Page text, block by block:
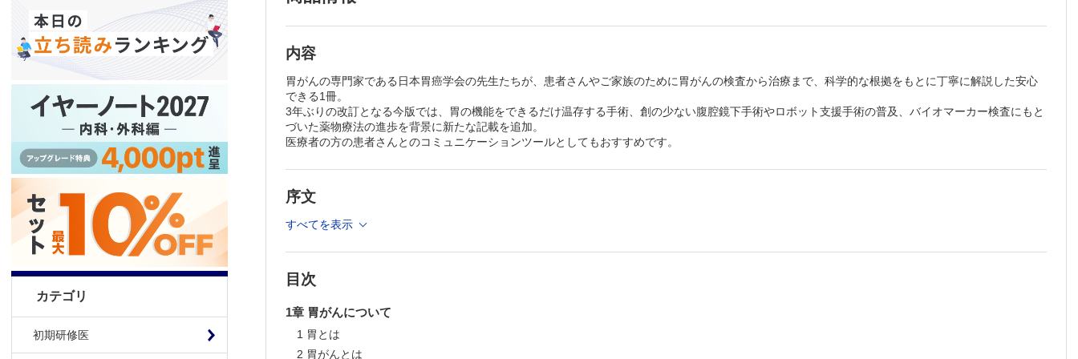
カテゴリ
初期研修医
1） 手術の種類と定義
5） その他
1） 切除不能進行・再発胃がんに対する薬物療法
2） 補助化学療法
5 支持療法・緩和ケア
3章 Q ＆ A
のですか？
内容
胃がんの専門家である日本胃癌学会の先生たちが、患者さんやご家族のために胃がんの検査から治療まで、科学的な根拠をもとに丁寧に解説した安心
できる1冊。
3年ぶりの改訂となる今版では、胃の機能をできるだけ温存する手術、創の少ない腹腔鏡下手術やロボット支援手術の普及、バイオマーカー検査にもと
づいた薬物療法の進歩を背景に新たな記載を追加。
医療者の方の患者さんとのコミュニケーションツールとしてもおすすめです。
序文
すべてを表示
目次
1章 胃がんについて
1 胃とは
2 胃がんとは